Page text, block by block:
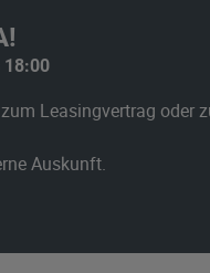
18:00
Leasingvertrag oder
Auskunft.